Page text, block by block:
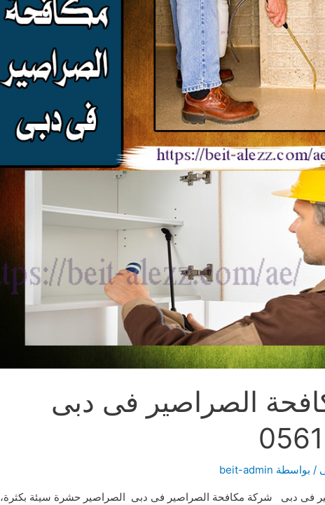
الصراصير فى دبى
/ بواسطة beit-admin
فى دبى شركة مكافحة الصراصير فى دبى الصراصير حشرة سيئة بكثرة،